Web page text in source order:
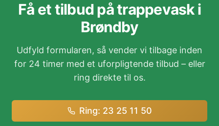
Få et tilbud på trappevask i
Brøndby
Udfyld formularen, så vender vi tilbage inden
for 24 timer med et uforpligtende tilbud – eller
ring direkte til os.
Ring: 23 25 11 50